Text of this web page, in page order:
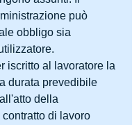
può
obbligo sia
iscritto al lavoratore la
durata prevedibile
della
di lavoro